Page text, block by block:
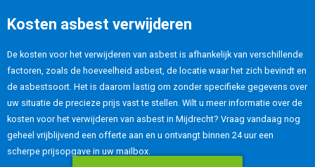
Kosten asbest verwijderen
De kosten voor het verwijderen van asbest is afhankelijk van verschillende
factoren, zoals de hoeveelheid asbest, de locatie waar het zich bevindt en
de asbestsoort. Het is daarom lastig om zonder specifieke gegevens over
uw situatie de precieze prijs vast te stellen. Wilt u meer informatie over de
kosten voor het verwijderen van asbest in Mijdrecht? Vraag vandaag nog
geheel vrijblijvend een offerte aan en u ontvangt binnen 24 uur een
scherpe prijsopgave in uw mailbox.